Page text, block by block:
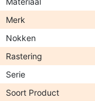
Merk
Nokken
Rastering
Serie
Soort Product